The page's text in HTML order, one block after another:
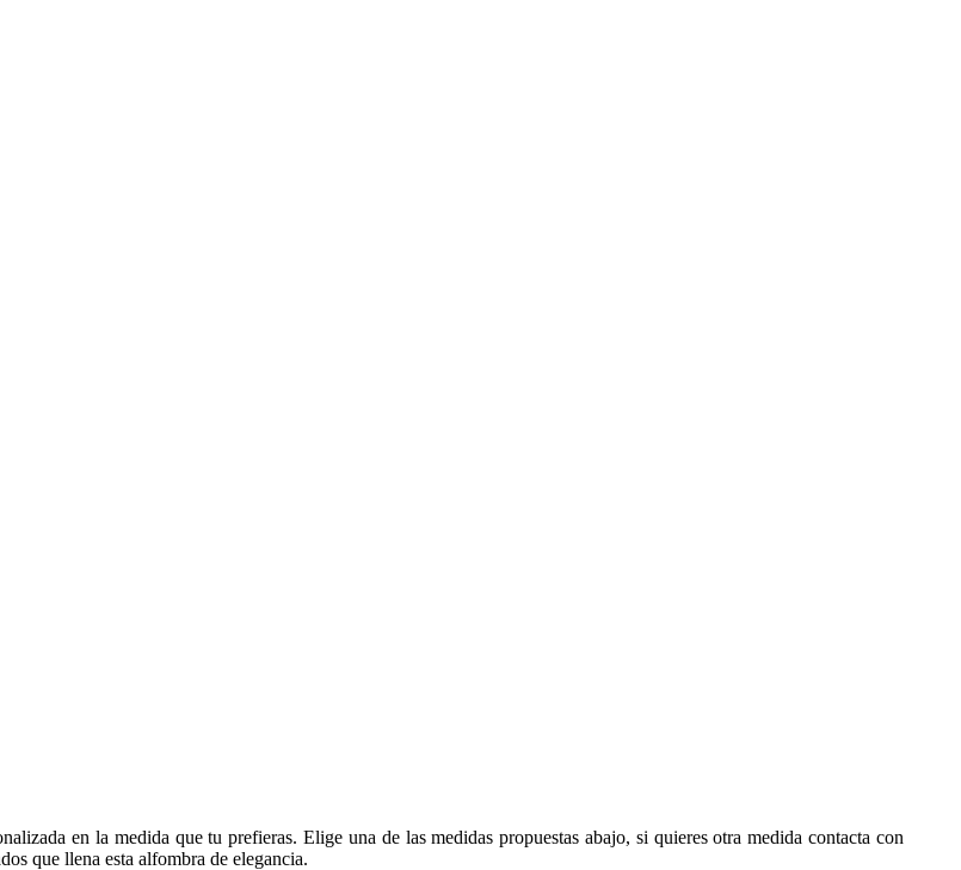
en la medida que tu prefieras. Elige una de las medidas propuestas abajo, si quieres otra medida contacta con
que llena esta alfombra de elegancia.